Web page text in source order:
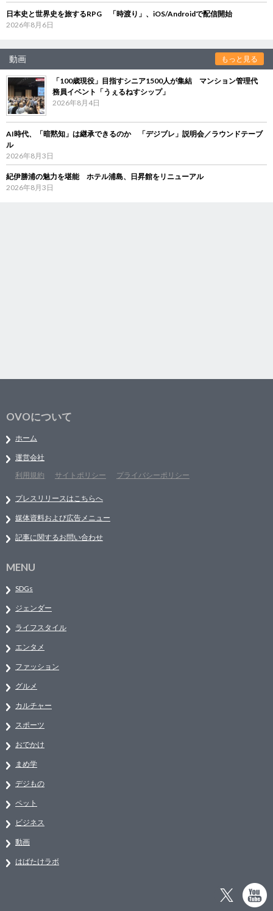
日本史と世界史を旅するRPG 「時渡り」、iOS/Androidで配信開始
2026年8月6日
動画 もっと見る
「100歳現役」目指すシニア1500人が集結 マンション管理代
務員イベント「うぇるねすシップ」
2026年8月4日
AI時代、「暗黙知」は継承できるのか 「デジブレ」説明会／ラウンドテーブ
ル
2026年8月3日
紀伊勝浦の魅力を堪能 ホテル浦島、日昇館をリニューアル
2026年8月3日
OVOについて
ホーム
運営会社
利用規約
サイトポリシー プライバシーポリシー
プレスリリースはこちらへ
媒体資料および広告メニュー
記事に関するお問い合わせ
MENU
SDGs
ジェンダー
ライフスタイル
エンタメ
ファッション
グルメ
カルチャー
スポーツ
おでかけ
まめ学
デジもの
ペット
ビジネス
動画
はばたけラボ